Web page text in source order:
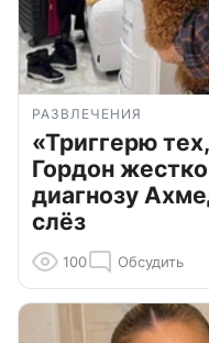
РАЗВЛЕЧЕНИЯ
«Триггерю
Гордон
диагнозу
слёз
100 Обсудить